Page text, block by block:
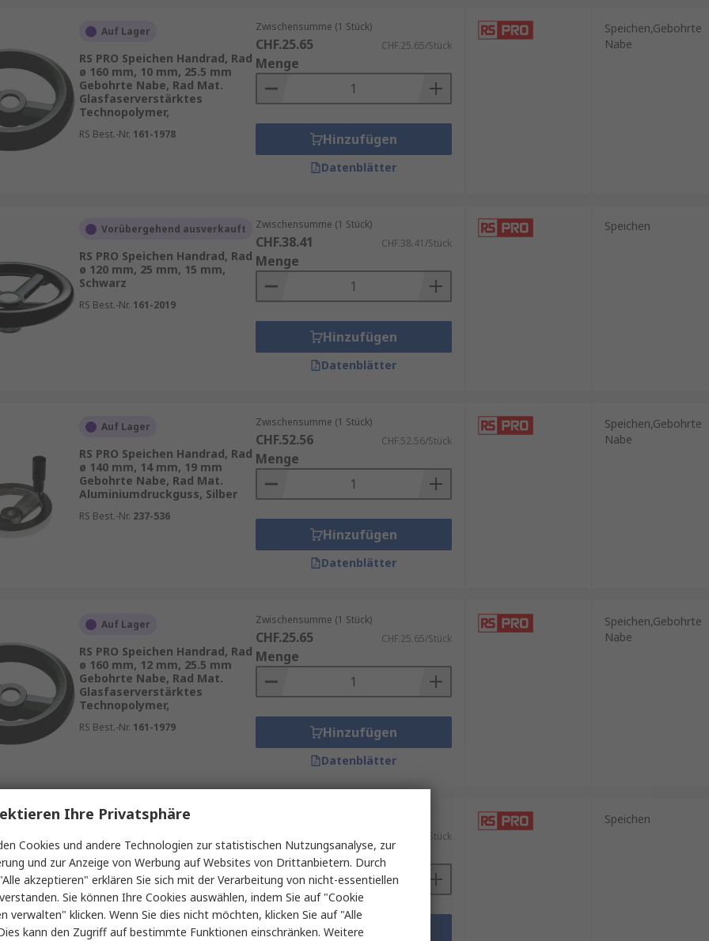
Auf Lager
RS PRO Speichen Handrad, Rad
ø 160 mm, 10 mm, 25.5 mm
Gebohrte Nabe, Rad Mat.
Glasfaserverstärktes
Technopolymer,
RS Best.-Nr. 161-1978
Zwischensumme (1 Stück)
CHF.25.65 CHF.25.65/Stück
Menge
Hinzufügen
Datenblätter
Speichen,Gebohrte
Nabe
Vorübergehend ausverkauft
RS PRO Speichen Handrad, Rad
ø 120 mm, 25 mm, 15 mm,
Schwarz
RS Best.-Nr. 161-2019
Zwischensumme (1 Stück)
CHF.38.41 CHF.38.41/Stück
Menge
Hinzufügen
Datenblätter
Speichen
Auf Lager
RS PRO Speichen Handrad, Rad
ø 140 mm, 14 mm, 19 mm
Gebohrte Nabe, Rad Mat.
Aluminiumdruckguss, Silber
RS Best.-Nr. 237-536
Zwischensumme (1 Stück)
CHF.52.56 CHF.52.56/Stück
Menge
Hinzufügen
Datenblätter
Speichen,Gebohrte
Nabe
Auf Lager
RS PRO Speichen Handrad, Rad
ø 160 mm, 12 mm, 25.5 mm
Gebohrte Nabe, Rad Mat.
Glasfaserverstärktes
Technopolymer,
RS Best.-Nr. 161-1979
Zwischensumme (1 Stück)
CHF.25.65 CHF.25.65/Stück
Menge
Hinzufügen
Datenblätter
Speichen,Gebohrte
Nabe
Vorübergehend ausverkauft
RS PRO Speichen Handrad, Rad
ø 100 mm, 24 mm, 17 mm,
Schwarz
RS Best.-Nr.161-2026
CHF.39.38/Stück
Menge
Hinzufügen
Speichen
Ihre Privatsphäre
Cookies und andere Technologien zur statistischen Nutzungsanalyse, zur
und zur Anzeige von Werbung auf Websites von Drittanbietern. Durch
akzeptieren" erklären Sie sich mit der Verarbeitung von nicht-essentiellen
Sie können Ihre Cookies auswählen, indem Sie auf "Cookie
verwalten" klicken. Wenn Sie dies nicht möchten, klicken Sie auf "Alle
kann den Zugriff auf bestimmte Funktionen einschränken. Weitere